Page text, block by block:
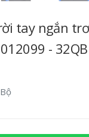
tay ngắn
- 32QB